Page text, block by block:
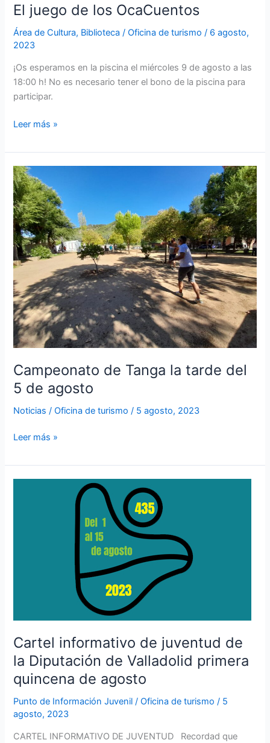
El juego de los OcaCuentos
Área de Cultura, Biblioteca /Oficina de turismo/ 6 agosto,
2023
¡Os esperamos en la piscina el miércoles 9 de agosto a las
18:00 h! No es necesario tener el bono de la piscina para
participar.
Leer más »
Campeonato de Tanga la tarde del
5 de agosto
Noticias /Oficina de turismo / 5 agosto, 2023
Campeonato
de
Tanga
la
tarde
del
5
agosto
Leer más »
Cartel informativo de juventud de
la Diputación de Valladolid primera
quincena de agosto
Punto de Información Juvenil /Oficina de turismo / 5
agosto, 2023
CARTEL INFORMATIVO DE JUVENTUD Recordad que
de
agosto